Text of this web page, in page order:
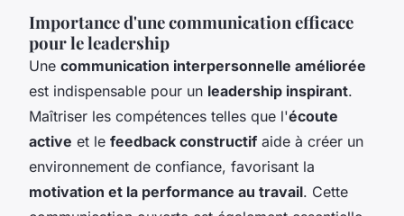
Importance d'une communication efficace
pour le leadership
Une communication interpersonnelle améliorée
est indispensable pour un leadership inspirant.
Maîtriser les compétences telles que l'écoute
active et le feedback constructif aide à créer un
environnement de confiance, favorisant la
motivation et la performance au travail. Cette